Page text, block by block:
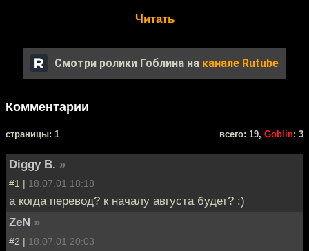
Читать
Смотри ролики Гоблина на канале Rutube
Комментарии
cтраницы: 1 всего: 19, Goblin: 3
Diggy B. »
#1 | 18.07.01 18:18
а когда перевод? к началу августа будет? :)
ZeN »
#2 | 18.07.01 20:03